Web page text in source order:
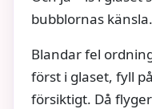
bubblornas känsla.
Blandar fel
först i glaset, fyll
försiktigt. Då